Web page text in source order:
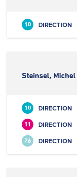
10 DIRECTION
Steinsel, Michel
10 DIRECTION
11 DIRECTION
26 DIRECTION